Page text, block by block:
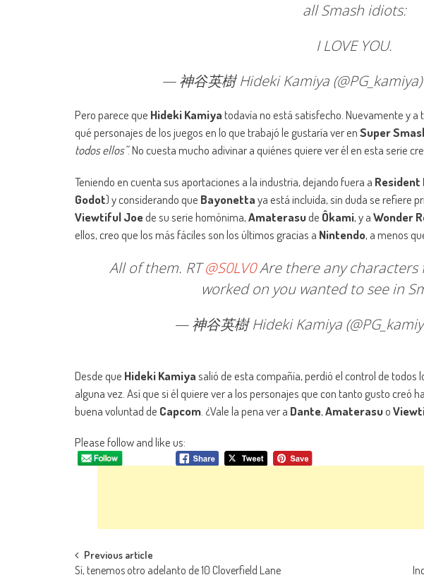
all Smash idiots:
I LOVE YOU.
— 神谷英樹 Hideki Kamiya (@PG_kamiya)
Pero parece que Hideki Kamiyatodavía no está satisfecho. Nuevamente y
qué personajes de los juegos en lo que trabajó le gustaría ver enSuper
todos ellos”. No cuesta mucho adivinar a quiénes quiere ver él en esta serie
Teniendo en cuenta sus aportaciones a la industria, dejando fuera a Resident
Godot) y considerando que Bayonettaya está incluida, sin duda se refiere
Viewtiful Joede su serie homónima,Amaterasude Ôkami, y aWonder
ellos, creo que los más fáciles son los últimos gracias a Nintendo, a menos
All of them. RT@S0LV0Are there any characters
worked on you wanted to see in
— 神谷英樹 Hideki Kamiya
Desde que Hideki Kamiyasalió de esta compañía, perdió el control de todos
alguna vez. Así que si él quiere ver a los personajes que con tanto gusto creó
buena voluntad de Capcom. ¿Vale la pena ver a Dante,Amaterasuo
Please follow and like us:
Navegación de entradas
Previous article
Sí, tenemos otro adelanto de 10 Cloverfield Lane